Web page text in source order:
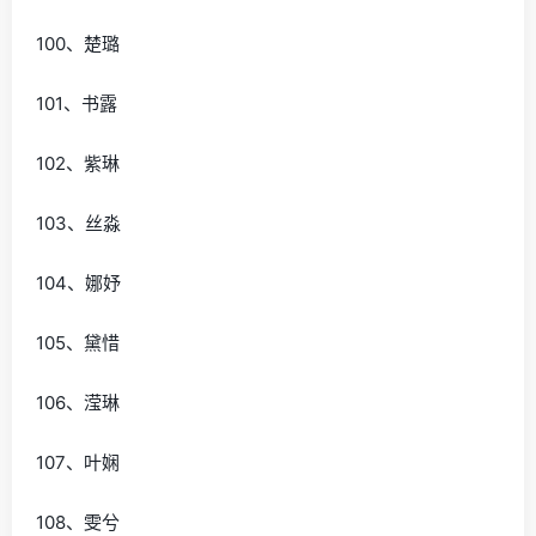
100、楚璐
101、书露
102、紫琳
103、丝淼
104、娜妤
105、黛惜
106、滢琳
107、叶娴
108、雯兮